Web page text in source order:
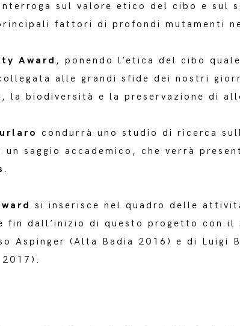
sul valore etico del cibo e sul
fattori di profondi mutamenti
Award , ponendo l’etica del cibo
alle grandi sfide dei nostri
la biodiversità e la preservazione di
condurrà uno studio di ricerca
saggio accademico, che verrà
.
si inserisce nel quadro delle
fin dall’inizio di questo progetto con
Aspinger (Alta Badia 2016) e di Luigi